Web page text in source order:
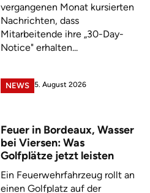
vergangenen Monat kursierten
Nachrichten, dass
Mitarbeitende ihre „30-Day-
Notice" erhalten...
NEWS 5. August 2026
Feuer in Bordeaux, Wasser
bei Viersen: Was
Golfplätze jetzt leisten
Ein Feuerwehrfahrzeug rollt an
einen Golfplatz auf der